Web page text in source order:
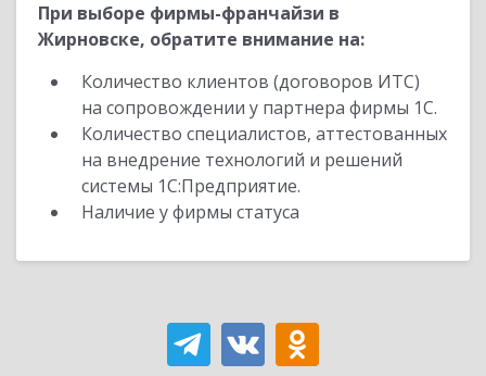
При выборе фирмы-франчайзи в
Жирновске, обратите внимание на:
Количество клиентов (договоров ИТС)
на сопровождении у партнера фирмы 1С.
Количество специалистов, аттестованных
на внедрение технологий и решений
системы 1С:Предприятие.
Наличие у фирмы статуса